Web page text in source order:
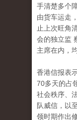
手清楚多个
由货车运走
止上次旺角
会的独立监
主席在内，
香港信报表
70多天的占
社会秩序、
队威信，以
领时期作出